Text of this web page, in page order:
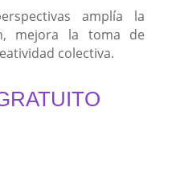
amplía la
mejora la toma de
colectiva.